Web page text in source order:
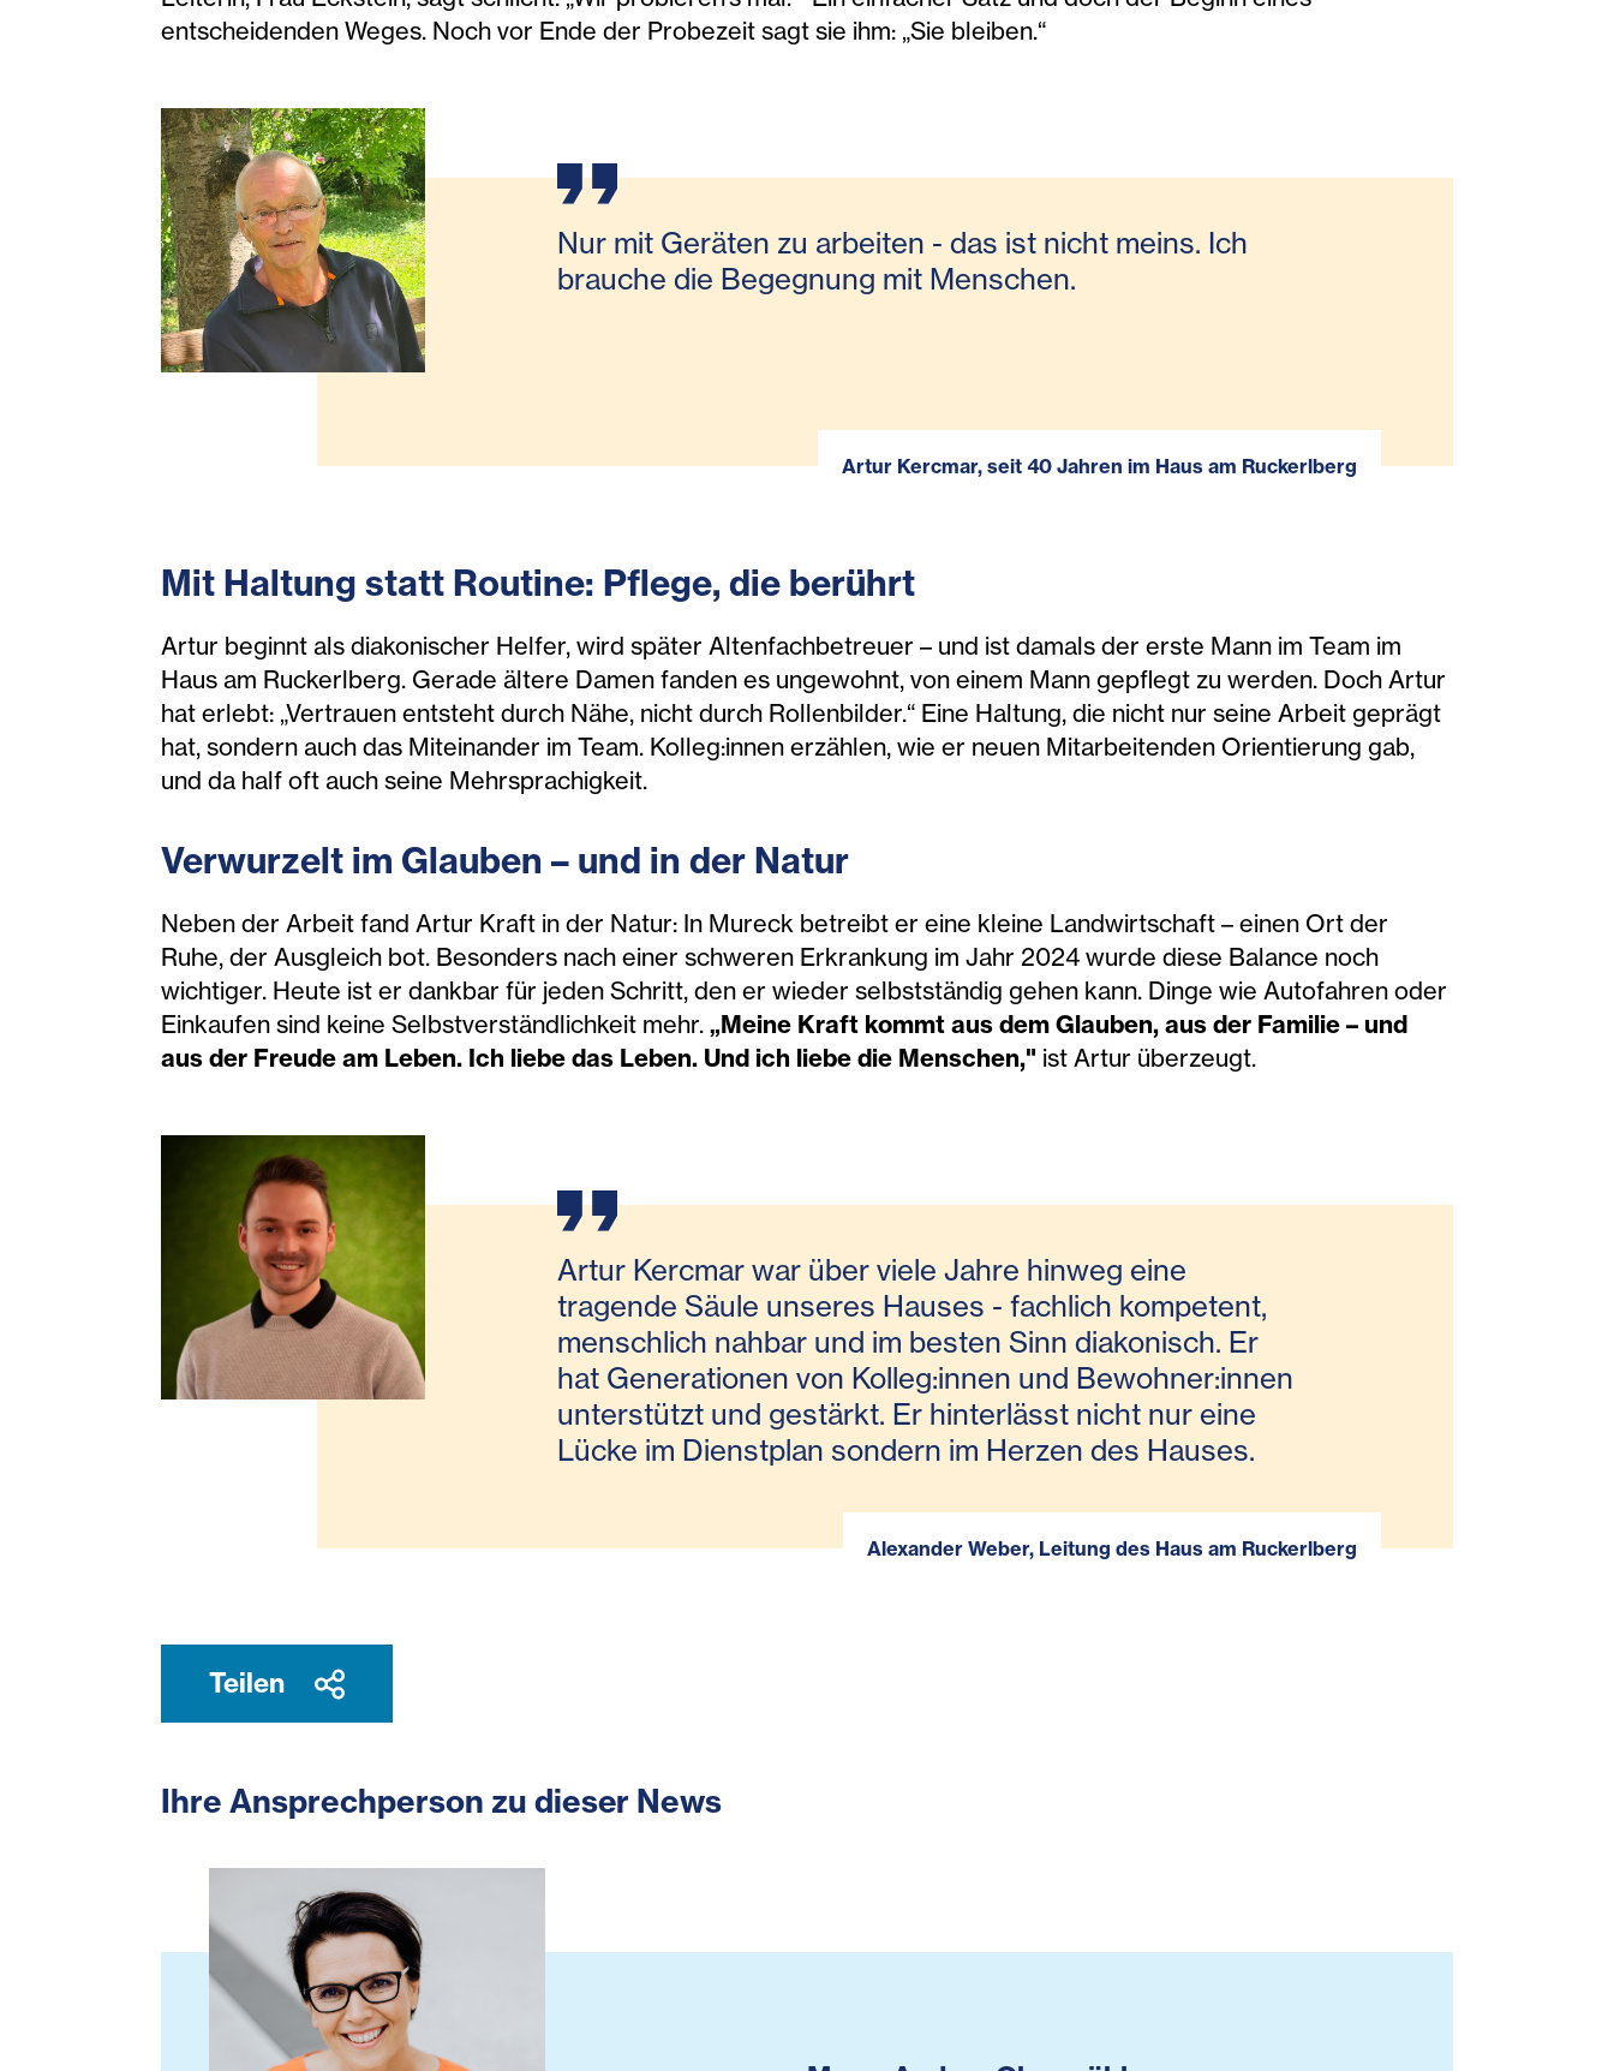
entscheidenden Weges. Noch vor Ende der Probezeit sagt sie ihm: „Sie bleiben.“
Nur mit Geräten zu arbeiten - das ist nicht meins. Ich
brauche die Begegnung mit Menschen.
Artur Kercmar, seit 40 Jahren im Haus am Ruckerlberg
Mit Haltung statt Routine: Pflege, die berührt
Artur beginnt als diakonischer Helfer, wird später Altenfachbetreuer – und ist damals der erste Mann im Team im
Haus am Ruckerlberg. Gerade ältere Damen fanden es ungewohnt, von einem Mann gepflegt zu werden. Doch Artur
hat erlebt: „Vertrauen entsteht durch Nähe, nicht durch Rollenbilder.“ Eine Haltung, die nicht nur seine Arbeit geprägt
hat, sondern auch das Miteinander im Team. Kolleg:innen erzählen, wie er neuen Mitarbeitenden Orientierung gab,
und da half oft auch seine Mehrsprachigkeit.
Verwurzelt im Glauben – und in der Natur
Neben der Arbeit fand Artur Kraft in der Natur: In Mureck betreibt er eine kleine Landwirtschaft – einen Ort der
Ruhe, der Ausgleich bot. Besonders nach einer schweren Erkrankung im Jahr 2024 wurde diese Balance noch
wichtiger. Heute ist er dankbar für jeden Schritt, den er wieder selbstständig gehen kann. Dinge wie Autofahren oder
Einkaufen sind keine Selbstverständlichkeit mehr.„Meine Kraft kommt aus dem Glauben, aus der Familie – und
aus der Freude am Leben. Ich liebe das Leben. Und ich liebe die Menschen," ist Artur überzeugt.
Artur Kercmar war über viele Jahre hinweg eine
tragende Säule unseres Hauses - fachlich kompetent,
menschlich nahbar und im besten Sinn diakonisch. Er
hat Generationen von Kolleg:innen und Bewohner:innen
unterstützt und gestärkt. Er hinterlässt nicht nur eine
Lücke im Dienstplan sondern im Herzen des Hauses.
Alexander Weber, Leitung des Haus am Ruckerlberg
Teilen
Ihre Ansprechperson zu dieser News